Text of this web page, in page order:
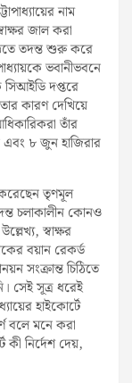
নাম
জাল করা
তদন্ত শুরু করে
ভবানীভবনে
দপ্তরে
কারণ দেখিয়ে
তাঁর
এবং ৮ জুন হাজিরার
তৃণমূল
চলাকালীন কোনও
স্বাক্ষর
বয়ান রেকর্ড
সংক্রান্ত চিঠিতে
সেই সূত্র ধরেই
হাইকোর্টে
বলে মনে করা
নির্দেশ দেয়,